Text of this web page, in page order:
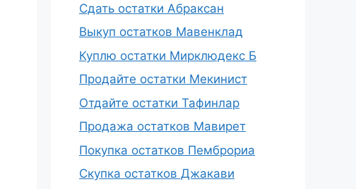
Сдать остатки Абраксан
Выкуп остатков Мавенклад
Куплю остатки Мирклюдекс Б
Продайте остатки Мекинист
Отдайте остатки Тафинлар
Продажа остатков Мавирет
Покупка остатков Пемброриа
Скупка остатков Джакави